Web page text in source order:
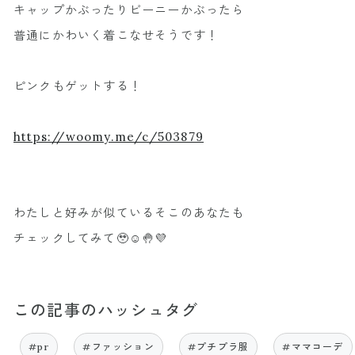
キャップかぶったりビーニーかぶったら
普通にかわいく着こなせそうです！
ピンクもゲットする！
https://woomy.me/c/503879
わたしと好みが似ているそこのあなたも
チェックしてみて🥹☺️🤚💜
この記事のハッシュタグ
#pr #ファッション #プチプラ服 #ママコーデ